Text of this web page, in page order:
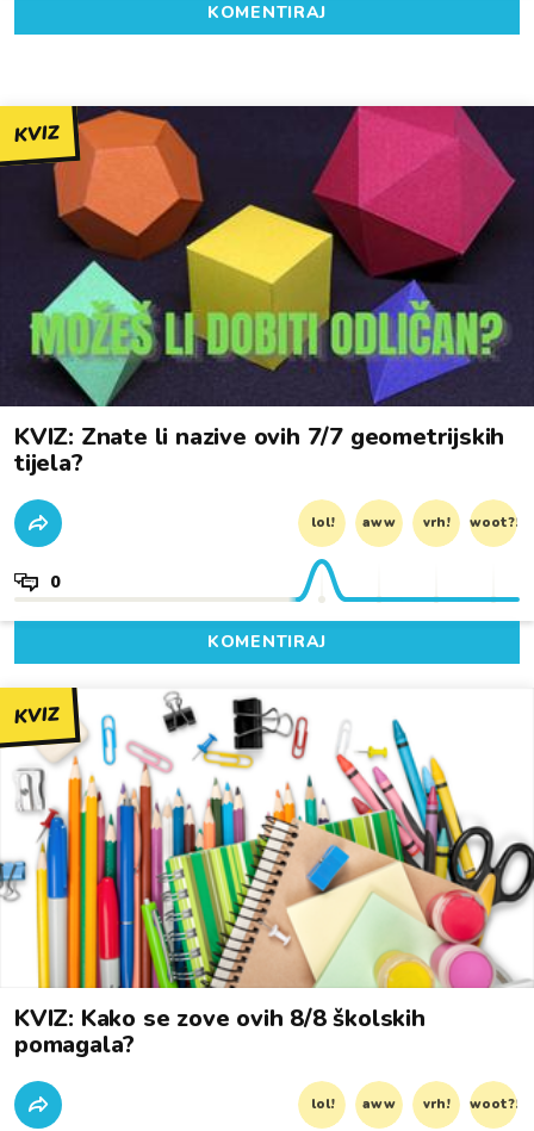
KOMENTIRAJ
KVIZ
KVIZ: Znate li nazive ovih 7/7 geometrijskih
tijela?
lol! aww vrh! woot?!
0
KOMENTIRAJ
KVIZ
KVIZ: Kako se zove ovih 8/8 školskih
pomagala?
lol! aww vrh! woot?!